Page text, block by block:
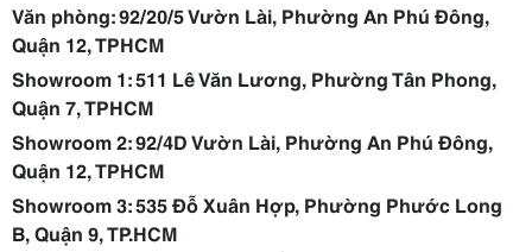
Văn phòng: 92/20/5 Vườn Lài, Phường An Phú Đông,
Quận 12, TPHCM
Showroom 1: 511 Lê Văn Lương, Phường Tân Phong,
Quận 7, TPHCM
Showroom 2: 92/4D Vườn Lài, Phường An Phú Đông,
Quận 12, TPHCM
Showroom 3: 535 Đỗ Xuân Hợp, Phường Phước Long
B, Quận 9, TP.HCM